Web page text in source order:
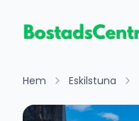
Hem Eskilstuna